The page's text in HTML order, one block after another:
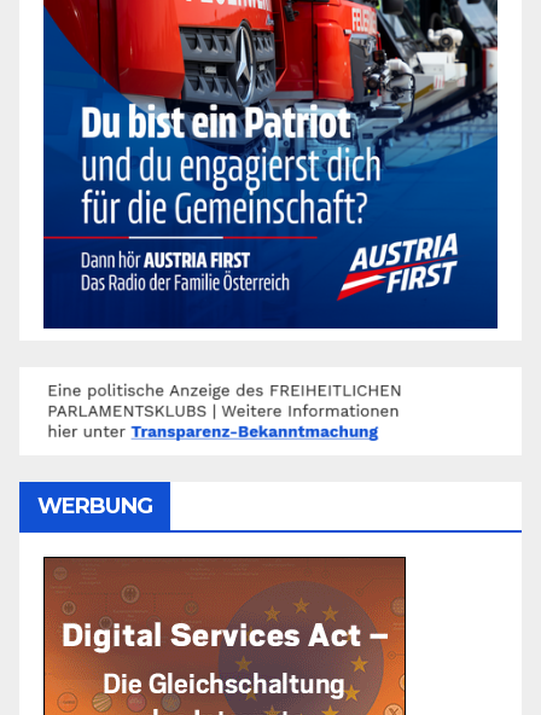
WERBUNG